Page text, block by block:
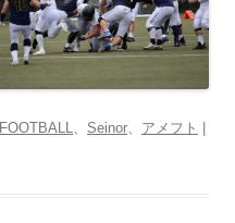
FOOTBALL、 Seinor、 アメフト